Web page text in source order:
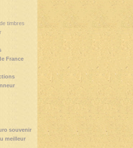
timbres
France
souvenir
meilleur